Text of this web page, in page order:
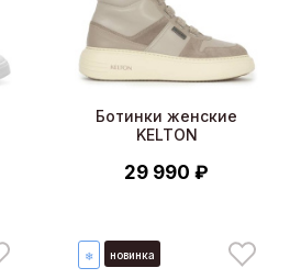
Ботинки женские
KELTON
29 990 ₽
❄ новинка